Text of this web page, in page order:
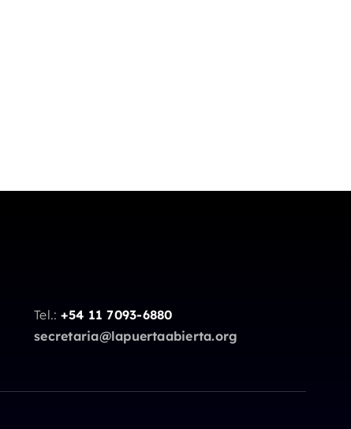
Tel.: +54 11 7093-6880
secretaria@lapuertaabierta.org